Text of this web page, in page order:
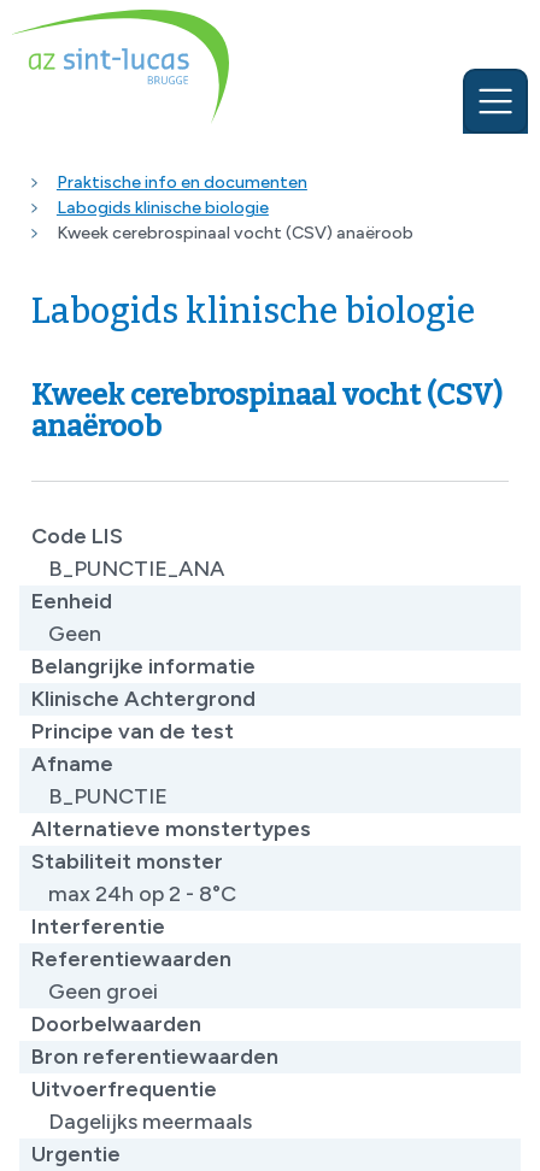
Praktische info en documenten
Labogids klinische biologie
Kweek cerebrospinaal vocht (CSV) anaëroob
Labogids klinische biologie
Kweek cerebrospinaal vocht (CSV)
anaëroob
Code LIS
B_PUNCTIE_ANA
Eenheid
Geen
Belangrijke informatie
Klinische Achtergrond
Principe van de test
Afname
B_PUNCTIE
Alternatieve monstertypes
Stabiliteit monster
max 24h op 2 - 8°C
Interferentie
Referentiewaarden
Geen groei
Doorbelwaarden
Bron referentiewaarden
Uitvoerfrequentie
Dagelijks meermaals
Urgentie